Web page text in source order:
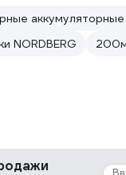
NORDBERG